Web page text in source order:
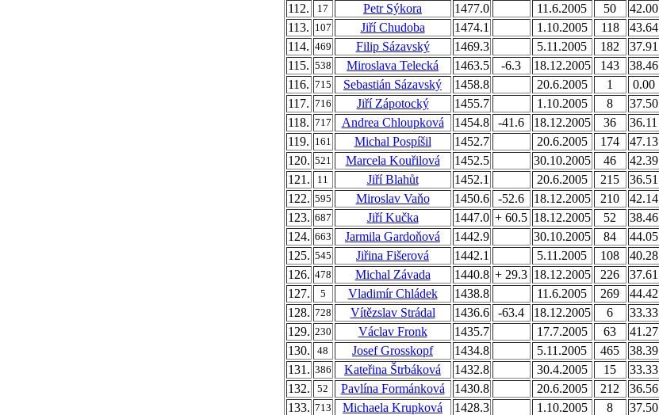
112.
17 Petr Sýkora 1477.0 11.6.2005 50 42.00
113. 107 Jiří Chudoba 1474.1 1.10.2005 118 43.64
114. 469 Filip Sázavský 1469.3 5.11.2005 182 37.91
115. 538 Miroslava Telecká 1463.5 -6.3 18.12.2005 143 38.46
116. 715 Sebastián Sázavský 1458.8 20.6.2005 1
0.00
117. 716 Jiří Zápotocký 1455.7 1.10.2005 8
37.50
118. 717 Andrea Chloupková 1454.8 -41.6 18.12.2005 36 36.11
119. 161 Michal Pospíšil 1452.7 20.6.2005 174 47.13
120. 521 Marcela Kouřilová 1452.5 30.10.2005 46 42.39
121.
11 Jiří Blahůt 1452.1 20.6.2005 215 36.51
122. 595 Miroslav Vaňo 1450.6 -52.6 18.12.2005 210 42.14
123. 687 Jiří Kučka 1447.0 + 60.5 18.12.2005 52 38.46
124. 663 Jarmila Gardoňová 1442.9 30.10.2005 84 44.05
125. 545 Jiřina Fišerová 1442.1 5.11.2005 108 40.28
126. 478 Michal Závada 1440.8 + 29.3 18.12.2005 226 37.61
127.
5 Vladimír Chládek 1438.8 11.6.2005 269 44.42
128. 728 Vítězslav Strádal 1436.6 -63.4 18.12.2005 6
33.33
129. 230 Václav Fronk 1435.7 17.7.2005 63 41.27
130.
48 Josef Grosskopf 1434.8 5.11.2005 465 38.39
131. 386 Kateřina Štrbáková 1432.8 30.4.2005 15 33.33
132.
52 Pavlína Formánková 1430.8 20.6.2005 212 36.56
133. 713 Michaela Krupková 1428.3 1.10.2005 8
37.50